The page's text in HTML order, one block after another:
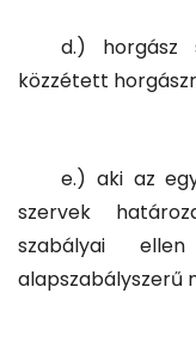
d.) horgász
közzétett
e.) aki az
szervek
szabályai
alapszabályszerű